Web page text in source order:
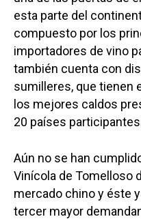
esta parte del
compuesto por los
importadores de vino
también cuenta con
sumilleres, que tienen
los mejores caldos
20 países
Aún no se han
Vinícola de Tomelloso
mercado chino y éste
tercer mayor